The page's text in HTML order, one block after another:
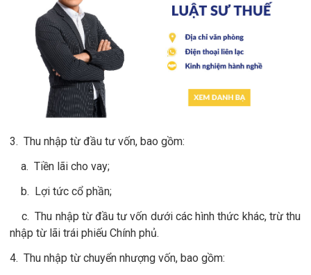
3. Thu nhập từ đầu tư vốn, bao gồm:
a. Tiền lãi cho vay;
b. Lợi tức cổ phần;
c. Thu nhập từ đầu tư vốn dưới các hình thức khác, trừ thu
nhập từ lãi trái phiếu Chính phủ.
4. Thu nhập từ chuyển nhượng vốn, bao gồm: